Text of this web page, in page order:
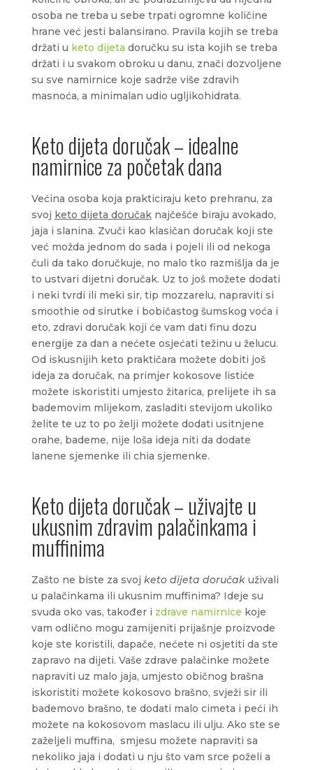
osoba ne treba u sebe trpati ogromne količine
hrane već jesti balansirano. Pravila kojih se treba
držati u keto dijeta doručku su ista kojih se treba
držati i u svakom obroku u danu, znači dozvoljene
su sve namirnice koje sadrže više zdravih
masnoća, a minimalan udio ugljikohidrata.
Keto dijeta doručak – idealne
namirnice za početak dana
Većina osoba koja prakticiraju keto prehranu, za
svoj keto dijeta doručaknajčešće biraju avokado,
jaja i slanina. Zvuči kao klasičan doručak koji ste
već možda jednom do sada i pojeli ili od nekoga
čuli da tako doručkuje, no malo tko razmišlja da je
to ustvari dijetni doručak. Uz to još možete dodati
i neki tvrdi ili meki sir, tip mozzarelu, napraviti si
smoothie od sirutke i bobičastog šumskog voća i
eto, zdravi doručak koji će vam dati finu dozu
energije za dan a nećete osjećati težinu u želucu.
Od iskusnijih keto praktičara možete dobiti još
ideja za doručak, na primjer kokosove listiće
možete iskoristiti umjesto žitarica, prelijete ih sa
bademovim mlijekom, zasladiti stevijom ukoliko
želite te uz to po želji možete dodati usitnjene
orahe, bademe, nije loša ideja niti da dodate
lanene sjemenke ili chia sjemenke.
Keto dijeta doručak – uživajte u
ukusnim zdravim palačinkama i
muffinima
Zašto ne biste za svoj keto dijeta doručakuživali
u palačinkama ili ukusnim muffinima? Ideje su
svuda oko vas, također i zdrave namirnice koje
vam odlično mogu zamijeniti prijašnje proizvode
koje ste koristili, dapače, nećete ni osjetiti da ste
zapravo na dijeti. Vaše zdrave palačinke možete
napraviti uz malo jaja, umjesto običnog brašna
iskoristiti možete kokosovo brašno, svježi sir ili
bademovo brašno, te dodati malo cimeta i peći ih
možete na kokosovom maslacu ili ulju. Ako ste se
zaželjeli muffina, smjesu možete napraviti sa
nekoliko jaja i dodati u nju što vam srce poželi a